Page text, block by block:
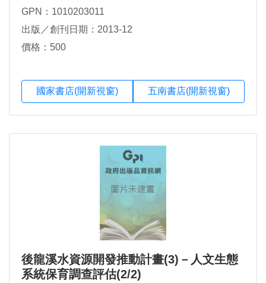
GPN：1010203011
出版／創刊日期：2013-12
價格：500
國家書店(開新視窗) 五南書店(開新視窗)
後龍溪水資源開發推動計畫(3)－人文生態
系統保育調查評估(2/2)